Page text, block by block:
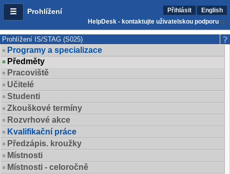
Prohlížení Přihlásit
English
HelpDesk - kontaktujte uživatelskou podporu
Prohlížení IS/STAG (S025)
Programy a specializace
Předměty
Pracoviště
Učitelé
Studenti
Zkouškové termíny
Rozvrhové akce
Kvalifikační práce
Předzápis. kroužky
Místnosti
Místnosti - celoročně